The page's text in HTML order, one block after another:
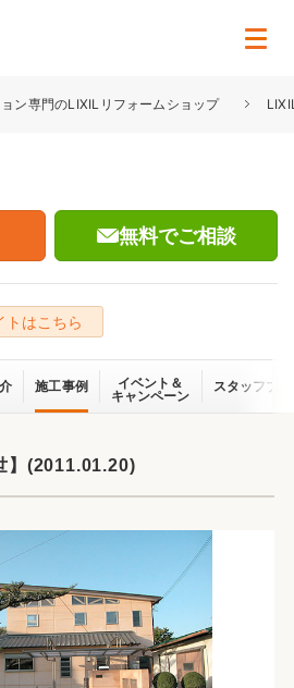
ン専門のLIXILリフォームショップ
無料でご相談
トはこちら
施工事例
イベント＆
キャンペーン
スタッフブ
(2011.01.20)